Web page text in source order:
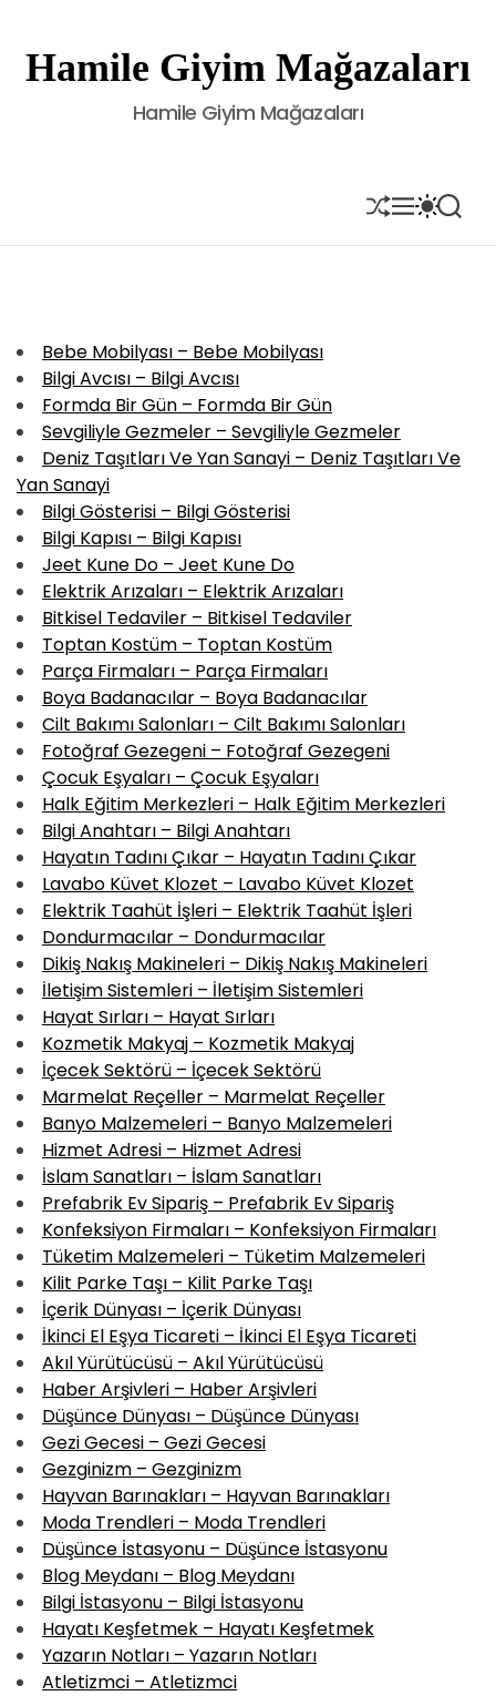
t
Hamile Giyim Mağazaları
Hamile Giyim Mağazaları
S
H
U
M
E
N
S
W
I
D
S
E
A
Bebe Mobilyası – Bebe Mobilyası
Bilgi Avcısı – Bilgi Avcısı
Formda Bir Gün – Formda Bir Gün
Sevgiliyle Gezmeler – Sevgiliyle Gezmeler
Deniz Taşıtları Ve Yan Sanayi – Deniz Taşıtları Ve
Yan Sanayi
Bilgi Gösterisi – Bilgi Gösterisi
Bilgi Kapısı – Bilgi Kapısı
Jeet Kune Do – Jeet Kune Do
Elektrik Arızaları – Elektrik Arızaları
Bitkisel Tedaviler – Bitkisel Tedaviler
Toptan Kostüm – Toptan Kostüm
Parça Firmaları – Parça Firmaları
Boya Badanacılar – Boya Badanacılar
Cilt Bakımı Salonları – Cilt Bakımı Salonları
Fotoğraf Gezegeni – Fotoğraf Gezegeni
Çocuk Eşyaları – Çocuk Eşyaları
Halk Eğitim Merkezleri – Halk Eğitim Merkezleri
Bilgi Anahtarı – Bilgi Anahtarı
Hayatın Tadını Çıkar – Hayatın Tadını Çıkar
Lavabo Küvet Klozet – Lavabo Küvet Klozet
Elektrik Taahüt İşleri – Elektrik Taahüt İşleri
Dondurmacılar – Dondurmacılar
Dikiş Nakış Makineleri – Dikiş Nakış Makineleri
İletişim Sistemleri – İletişim Sistemleri
Hayat Sırları – Hayat Sırları
Kozmetik Makyaj – Kozmetik Makyaj
İçecek Sektörü – İçecek Sektörü
Marmelat Reçeller – Marmelat Reçeller
Banyo Malzemeleri – Banyo Malzemeleri
Hizmet Adresi – Hizmet Adresi
İslam Sanatları – İslam Sanatları
Prefabrik Ev Sipariş – Prefabrik Ev Sipariş
Konfeksiyon Firmaları – Konfeksiyon Firmaları
Tüketim Malzemeleri – Tüketim Malzemeleri
Kilit Parke Taşı – Kilit Parke Taşı
İçerik Dünyası – İçerik Dünyası
İkinci El Eşya Ticareti – İkinci El Eşya Ticareti
Akıl Yürütücüsü – Akıl Yürütücüsü
Haber Arşivleri – Haber Arşivleri
Düşünce Dünyası – Düşünce Dünyası
Gezi Gecesi – Gezi Gecesi
Gezginizm – Gezginizm
Hayvan Barınakları – Hayvan Barınakları
Moda Trendleri – Moda Trendleri
Düşünce İstasyonu – Düşünce İstasyonu
Blog Meydanı – Blog Meydanı
Bilgi İstasyonu – Bilgi İstasyonu
Hayatı Keşfetmek – Hayatı Keşfetmek
Yazarın Notları – Yazarın Notları
Atletizmci – Atletizmci